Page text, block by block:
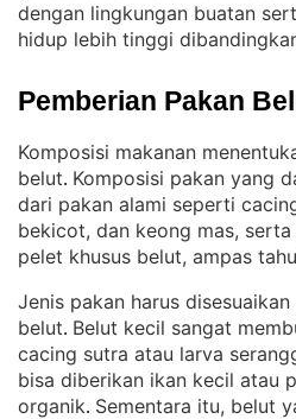
dengan lingkungan buatan
hidup lebih tinggi
Pemberian Pakan
Komposisi makanan
belut. Komposisi pakan yang
dari pakan alami seperti
bekicot, dan keong mas,
pelet khusus belut, ampas
Jenis pakan harus
belut. Belut kecil sangat
cacing sutra atau larva
bisa diberikan ikan kecil atau
organik. Sementara itu, belut